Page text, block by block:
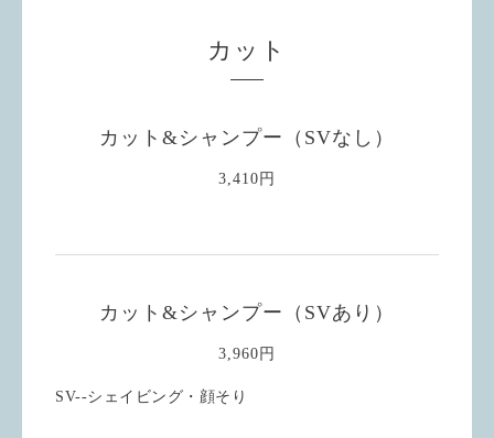
カット
カット&シャンプー（SVなし）
3,410円
カット&シャンプー（SVあり）
3,960円
SV--シェイビング・顔そり